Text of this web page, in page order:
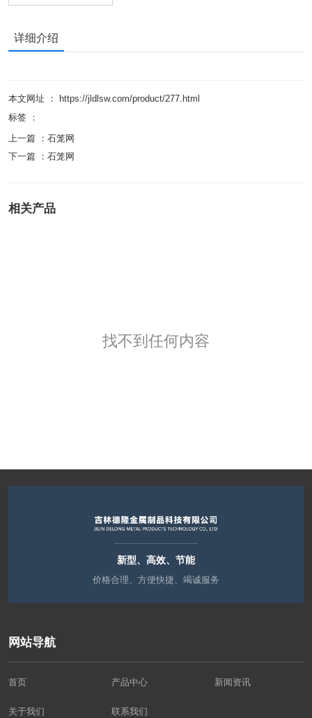
详细介绍
本文网址 ： https://jldlsw.com/product/277.html
标签 ：
上一篇 ： 石笼网
下一篇 ： 石笼网
相关产品
找不到任何内容
新型、高效、节能
价格合理、方便快捷、竭诚服务
网站导航
首页 产品中心 新闻资讯
关于我们 联系我们